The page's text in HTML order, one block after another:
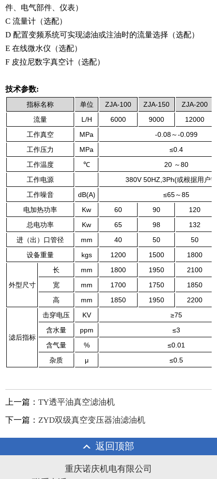
件、电气部件、仪表）
C 流量计（选配）
D 配置变频系统可实现滤油或注油时的流量选择（选配）
E 在线微水仪（选配）
F 皮拉尼数字真空计（选配）
技术参数:
指标名称 单位 ZJA-100 ZJA-150
ZJA-200
流量
L/H 6000 9000
12000
工作真空
MPa
-0.08～-0.099
工作压力
MPa
≤0.4
工作温度
℃
20 ～80
工作电源
380V 50HZ,3Ph(或根据用户
工作噪音
dB(A)
≤65～85
电加热功率
Kw 60 90
120
总电功率
Kw 65 98
132
进（出）口管径
mm 40 50
50
设备重量
kgs 1200 1500 1800
外型尺寸
长 mm 1800 1950
2100
宽
mm 1700 1750
1850
高
mm 1850 1950 2200
滤后指标
击穿电压 KV
≥75
含水量
ppm
≤3
含气量
%
≤0.01
杂质
μ ≤0.5
上一篇：TY透平油真空滤油机
下一篇：ZYD双级真空变压器油滤油机
返回顶部
重庆诺庆机电有限公司